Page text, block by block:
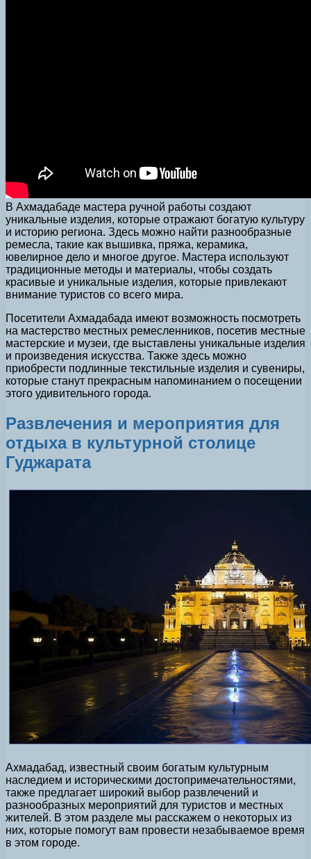
В Ахмадабаде мастера ручной работы создают
уникальные изделия, которые отражают богатую культуру
и историю региона. Здесь можно найти разнообразные
ремесла, такие как вышивка, пряжа, керамика,
ювелирное дело и многое другое. Мастера используют
традиционные методы и материалы, чтобы создать
красивые и уникальные изделия, которые привлекают
внимание туристов со всего мира.
Посетители Ахмадабада имеют возможность посмотреть
на мастерство местных ремесленников, посетив местные
мастерские и музеи, где выставлены уникальные изделия
и произведения искусства. Также здесь можно
приобрести подлинные текстильные изделия и сувениры,
которые станут прекрасным напоминанием о посещении
этого удивительного города.
Развлечения и мероприятия для
отдыха в культурной столице
Гуджарата
Ахмадабад, известный своим богатым культурным
наследием и историческими достопримечательностями,
также предлагает широкий выбор развлечений и
разнообразных мероприятий для туристов и местных
жителей. В этом разделе мы расскажем о некоторых из
них, которые помогут вам провести незабываемое время
в этом городе.